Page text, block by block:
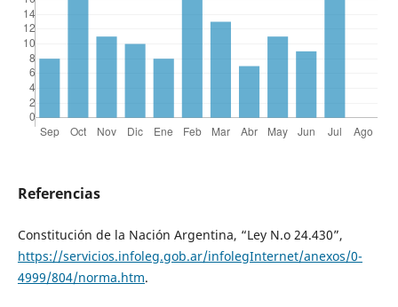
Referencias
Constitución de la Nación Argentina, “Ley N.o 24.430”,
https://servicios.infoleg.gob.ar/infolegInternet/anexos/0-
4999/804/norma.htm.